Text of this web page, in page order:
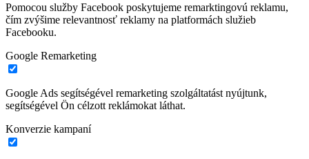
Pomocou služby Facebook poskytujeme remarktingovú reklamu,
čím zvýšime relevantnosť reklamy na platformách služieb
Facebooku.
Google Remarketing
Google Ads segítségével remarketing szolgáltatást nyújtunk,
segítségével Ön célzott reklámokat láthat.
Konverzie kampaní